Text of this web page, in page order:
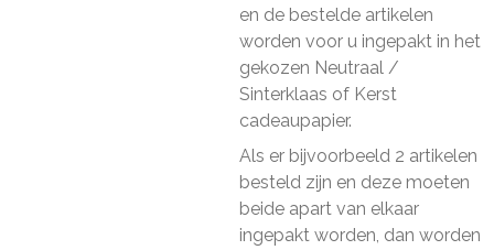
en de bestelde artikelen
worden voor u ingepakt in het
gekozen Neutraal /
Sinterklaas of Kerst
cadeaupapier.
Als er bijvoorbeeld 2 artikelen
besteld zijn en deze moeten
beide apart van elkaar
ingepakt worden, dan worden